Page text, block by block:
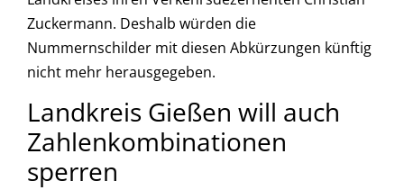
Zuckermann. Deshalb würden die
Nummernschilder mit diesen Abkürzungen künftig
nicht mehr herausgegeben.
Landkreis Gießen will auch
Zahlenkombinationen
sperren